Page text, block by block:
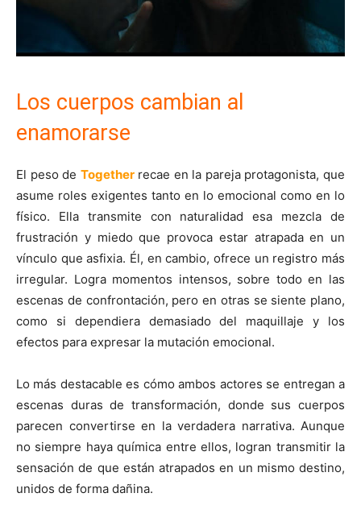
Los cuerpos cambian al
enamorarse
El peso de Togetherrecae en la pareja protagonista, que
asume roles exigentes tanto en lo emocional como en lo
físico. Ella transmite con naturalidad esa mezcla de
frustración y miedo que provoca estar atrapada en un
vínculo que asfixia. Él, en cambio, ofrece un registro más
irregular. Logra momentos intensos, sobre todo en las
escenas de confrontación, pero en otras se siente plano,
como si dependiera demasiado del maquillaje y los
efectos para expresar la mutación emocional.
Lo más destacable es cómo ambos actores se entregan a
escenas duras de transformación, donde sus cuerpos
parecen convertirse en la verdadera narrativa. Aunque
no siempre haya química entre ellos, logran transmitir la
sensación de que están atrapados en un mismo destino,
unidos de forma dañina.